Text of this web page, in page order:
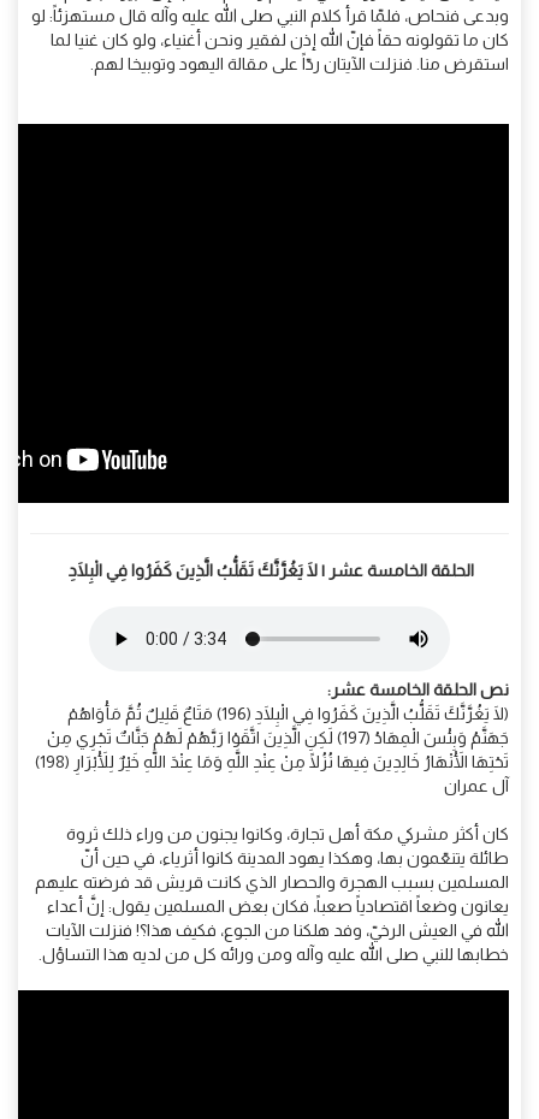
وبدعى فنحاص، فلمّا قرأ كلام النبي صلى الله عليه وآله قال مستهزئاً: لو
كان ما تقولونه حقاً فإنّ الله إذن لفقير ونحن أغنياء، ولو كان غنيا لما
استقرض منا. فنزلت الآيتان ردّاً على مقالة اليهود وتوبيخا لهم.
الحلقة الخامسة عشر | لَا يَغُرَّنَّكَ تَقَلُّبُ الَّذِينَ كَفَرُوا فِي الْبِلَادِ
نصالحلقة الخامسة عشر:
(لَا يَغُرَّنَّكَ تَقَلُّبُ الَّذِينَ كَفَرُوا فِي الْبِلَادِ (196) مَتَاعٌ قَلِيلٌ ثُمَّ مَأْوَاهُمْ
جَهَنَّمُ وَبِئْسَ الْمِهَادُ (197) لَكِنِ الَّذِينَ اتَّقَوْا رَبَّهُمْ لَهُمْ جَنَّاتٌ تَجْرِي مِنْ
تَحْتِهَا الْأَنْهَارُ خَالِدِينَ فِيهَا نُزُلًا مِنْ عِنْدِ اللَّهِ وَمَا عِنْدَ اللَّهِ خَيْرٌ لِلْأَبْرَارِ (198)
آل عمران
كان أكثر مشركي مكة أهل تجارة، وكانوا يجنون من وراء ذلك ثروة
طائلة يتنعّمون بها، وهكذا يهود المدينة كانوا أثرياء، في حين أنّ
المسلمين بسبب الهجرة والحصار الذي كانت قريش قد فرضته عليهم
يعانون وضعاً اقتصادياً صعباً، فكان بعض المسلمين يقول: إنَّ أعداء
الله في العيش الرخيّ، وفد هلكنا من الجوع، فكيف هذا؟! فنزلت الآيات
خطابها للنبي صلى الله عليه وآله ومن ورائه كل من لديه هذا التساؤل.